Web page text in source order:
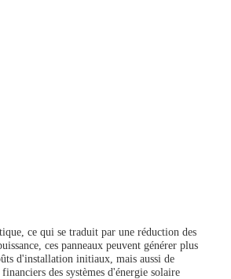
ce qui se traduit par une réduction des
ces panneaux peuvent générer plus
d'installation initiaux, mais aussi de
des systèmes d'énergie solaire